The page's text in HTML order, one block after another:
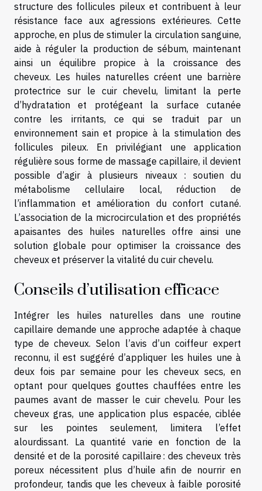
structure des follicules pileux et contribuent à leur
résistance face aux agressions extérieures. Cette
approche, en plus de stimuler la circulation sanguine,
aide à réguler la production de sébum, maintenant
ainsi un équilibre propice à la croissance des
cheveux. Les huiles naturelles créent une barrière
protectrice sur le cuir chevelu, limitant la perte
d’hydratation et protégeant la surface cutanée
contre les irritants, ce qui se traduit par un
environnement sain et propice à la stimulation des
follicules pileux. En privilégiant une application
régulière sous forme de massage capillaire, il devient
possible d’agir à plusieurs niveaux : soutien du
métabolisme cellulaire local, réduction de
l’inflammation et amélioration du confort cutané.
L’association de la microcirculation et des propriétés
apaisantes des huiles naturelles offre ainsi une
solution globale pour optimiser la croissance des
cheveux et préserver la vitalité du cuir chevelu.
Conseils d’utilisation efficace
Intégrer les huiles naturelles dans une routine
capillaire demande une approche adaptée à chaque
type de cheveux. Selon l’avis d’un coiffeur expert
reconnu, il est suggéré d’appliquer les huiles une à
deux fois par semaine pour les cheveux secs, en
optant pour quelques gouttes chauffées entre les
paumes avant de masser le cuir chevelu. Pour les
cheveux gras, une application plus espacée, ciblée
sur les pointes seulement, limitera l’effet
alourdissant. La quantité varie en fonction de la
densité et de la porosité capillaire : des cheveux très
poreux nécessitent plus d’huile afin de nourrir en
profondeur, tandis que les cheveux à faible porosité